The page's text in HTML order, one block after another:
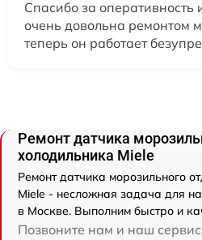
Спасибо за оперативность
очень довольна ремонтом
теперь он работает
Ремонт датчика
холодильника Miele
Ремонт датчика морозильного
Miele - несложная задача для
в Москве. Выполним быстро и
Позвоните нам и наш